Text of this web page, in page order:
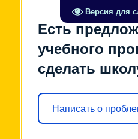
Версия для
Есть
учебного
сделать
Написать о